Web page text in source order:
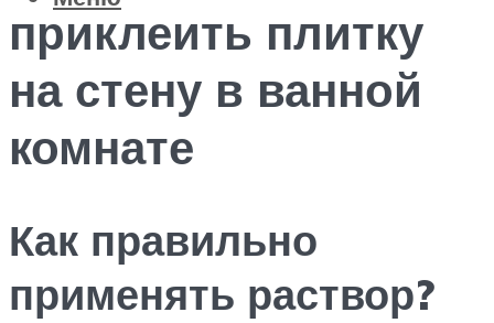
приклеить плитку
на стену в ванной
комнате
Как правильно
применять раствор?